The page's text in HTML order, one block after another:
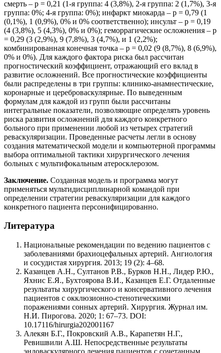
смерть – р = 0,21 (1-я группа: 4 (3,8%), 2-я группа: 2 (1,7%), 3-я
группа: 0%; 4-я группа: 0%); инфаркт миокарда – р = 0,79 (1
(0,1%), 1 (0,9%), 0% и 0% соответственно); инсульт – р = 0,19
(4 (3,8%), 5 (4,3%), 0% и 0%); геморрагические осложнения – р
= 0,29 (3 (2,9%), 9 (7,8%), 3 (4,7%), и 1 (2,2%);
комбинированная конечная точка – р = 0,02 (9 (8,7%), 8 (6,9%),
0% и 0%). Для каждого фактора риска был рассчитан
прогностический коэффициент, отражающий его вклад в
развитие осложнений. Все прогностические коэффициенты
были распределены в три группы: клинико-анамнестические,
коронарные и цереброваскулярные. По выведенным
формулам для каждой из групп были рассчитаны
интегральные показатели, позволяющие определять уровень
риска развития осложнений для каждого конкретного
больного при применении любой из четырех стратегий
реваскуляризации. Проведенные расчеты легли в основу
создания математической модели и компьютерной программы
выбора оптимальной тактики хирургического лечения
больных с мультифокальным атеросклерозом.
Заключение. Созданная модель и программа могут
применяться мультидисциплинарной командой при
определении стратегии реваскуляризации для каждого
конкретного пациента персонифицированно.
Литература
Национальные рекомендации по ведению пациентов с
заболеваниями брахиоцефальных артерий. Ангиология
и сосудистая хирургия. 2013; 19 (2): 4–68.
Казанцев А.Н., Султанов Р.В., Бурков Н.Н., Лидер Р.Ю.,
Яхнис Е.Я., Бухтоярова В.И., Казанцев Е.Г. Отдаленные
результаты хирургического и консервативного лечения
пациентов с окклюзионно-стенотическими
поражениями сонных артерий. Хирургия. Журнал им.
Н.И. Пирогова. 2020; 1: 67–73. DOI:
10.17116/hirurgia202001167
Алекян Б.Г., Покровский А.В., Карапетян Н.Г.,
Ревишвили А.Ш. Непосредственные результаты
эндоваскулярного лечения пациентов с сочетанным